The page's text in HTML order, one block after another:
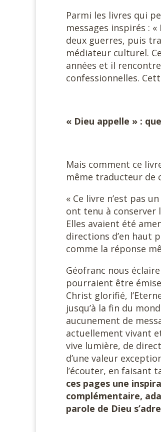
Parmi les livres qui
messages inspirés : «
deux guerres, puis
médiateur culturel.
années et il
confessionnelles.
« Dieu appelle » :
Mais comment ce
même traducteur de
« Ce livre n’est pas
ont tenu à conserver
Elles avaient été
directions d’en haut
comme la réponse
Géofranc nous
pourraient être
Christ glorifié,
jusqu’à la fin du
aucunement de
actuellement vivant
vive lumière, de
d’une valeur
l’écouter, en faisant
ces pages une
complémentaire,
parole de Dieu